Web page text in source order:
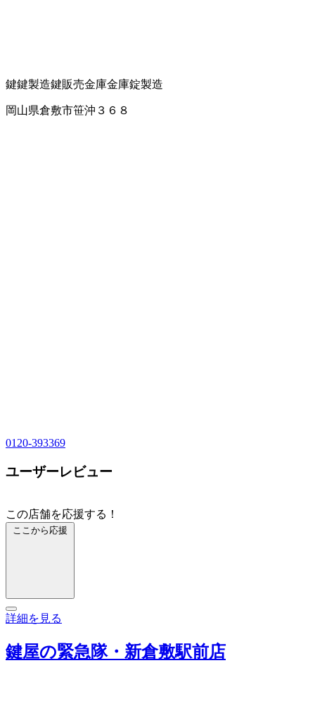
鍵鍵製造鍵販売金庫金庫錠製造
岡山県倉敷市笹沖３６８
0120-393369
ユーザーレビュー
この店舗を応援する！
ここから応援
詳細を見る
鍵屋の緊急隊・新倉敷駅前店